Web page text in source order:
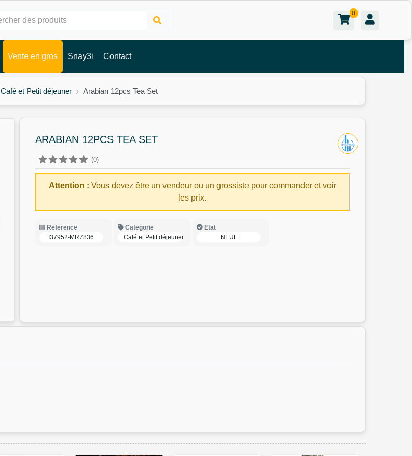
0
Vente en gros Snay3i Contact
Café et Petit déjeuner Arabian 12pcs Tea Set
ARABIAN 12PCS TEA SET
(0)
Attention : Vous devez être un vendeur ou un grossiste pour commander et voir
les prix.
Reference
I37952-MR7836
Categorie
Café et Petit déjeuner
Etat
NEUF